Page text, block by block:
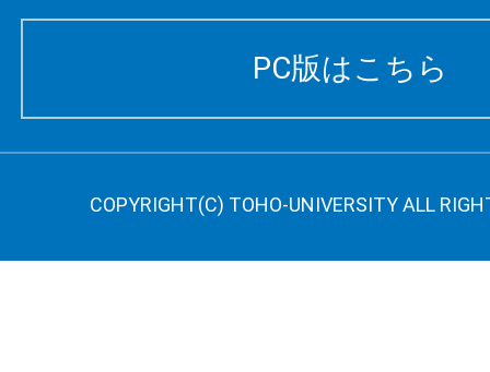
PC版はこちら
COPYRIGHT(C) TOHO-UNIVERSITY ALL